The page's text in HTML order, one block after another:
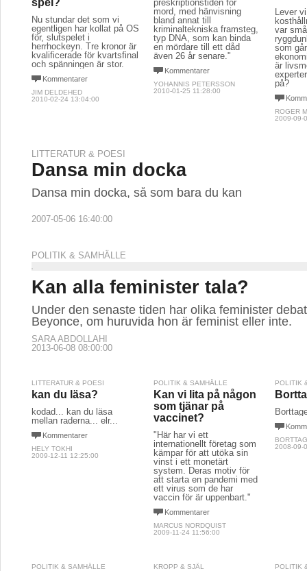
Nu stundar det som vi
egentligen har kollat på OS
för, slutspelet i
herrhockeyn. Tre kronor är
kvalificerade för kvartsfinal
och spänningen är stor.
Kommentarer
JIM DELDEHED
2010-02-24 13:04:00
preskriptionstiden för
mord, med hänvisning
bland annat till
kriminaltekniska framsteg,
typ DNA, som kan binda
en mördare till ett dåd
även 26 år senare."
Kommentarer
YOHANNIS PETERSSON
2010-01-25 11:28:00
Lever
var
som
är
på?
ROGER
2009-09-
LITTERATUR & POESI
Dansa min docka
Dansa min docka, så som bara du kan
2007-05-06 16:40:00
POLITIK & SAMHÄLLE
Kan alla feminister tala?
Under den senaste tiden har olika feminister
Beyonce, om huruvida hon är feminist eller inte.
SARA ABDOLLAHI
2013-06-08 08:00:00
LITTERATUR & POESI
kan du läsa?
kodad... kan du läsa
mellan raderna... elr...
Kommentarer
HELY TOKHI
2009-12-11 12:25:00
POLITIK & SAMHÄLLE
Kan vi lita på någon
som tjänar på
vaccinet?
"Här har vi ett
internationellt företag som
kämpar för att utöka sin
vinst i ett monetärt
system. Deras motiv för
att starta en pandemi med
ett virus som de har
vaccin för är uppenbart."
Kommentarer
MARCUS NORDQUIST
2009-11-24 11:56:00
POLITIK
2008-09-
POLITIK & SAMHÄLLE KROPP & SJÄL POLITIK